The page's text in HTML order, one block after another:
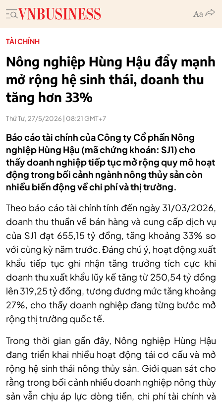
TÀI CHÍNH
Nông nghiệp Hùng Hậu đẩy mạnh
mở rộng hệ sinh thái, doanh thu
tăng hơn 33%
Thứ Tư, 27/5/2026 | 08:21 GMT+7
Báo cáo tài chính của Công ty Cổ phần Nông
nghiệp Hùng Hậu (mã chứng khoán: SJ1) cho
thấy doanh nghiệp tiếp tục mở rộng quy mô hoạt
động trong bối cảnh ngành nông thủy sản còn
nhiều biến động về chi phí và thị trường.
Theo báo cáo tài chính tính đến ngày 31/03/2026,
doanh thu thuần về bán hàng và cung cấp dịch vụ
của SJ1 đạt 655,15 tỷ đồng, tăng khoảng 33% so
với cùng kỳ năm trước. Đáng chú ý, hoạt động xuất
khẩu tiếp tục ghi nhận tăng trưởng tích cực khi
doanh thu xuất khẩu lũy kế tăng từ 250,54 tỷ đồng
lên 319,25 tỷ đồng, tương đương mức tăng khoảng
27%, cho thấy doanh nghiệp đang từng bước mở
rộng thị trường quốc tế.
Trong thời gian gần đây, Nông nghiệp Hùng Hậu
đang triển khai nhiều hoạt động tái cơ cấu và mở
rộng hệ sinh thái nông thủy sản. Giới quan sát cho
rằng trong bối cảnh nhiều doanh nghiệp nông thủy
sản vẫn chịu áp lực dòng tiền, chi phí tài chính và